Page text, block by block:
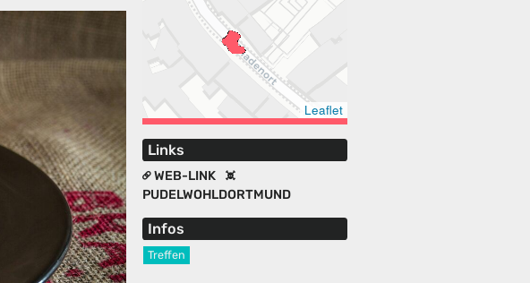
Leaflet
Links
WEB-LINK
PUDELWOHLDORTMUND
Infos
Treffen